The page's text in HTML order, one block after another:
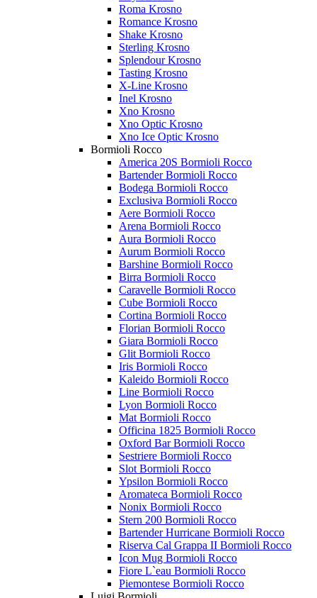
Roma Krosno
Romance Krosno
Shake Krosno
Sterling Krosno
Splendour Krosno
Tasting Krosno
X-Line Krosno
Inel Krosno
Xno Krosno
Xno Optic Krosno
Xno Ice Optic Krosno
Bormioli Rocco
America 20S Bormioli Rocco
Bartender Bormioli Rocco
Bodega Bormioli Rocco
Exclusiva Bormioli Rocco
Aere Bormioli Rocco
Arena Bormioli Rocco
Aura Bormioli Rocco
Aurum Bormioli Rocco
Barshine Bormioli Rocco
Birra Bormioli Rocco
Caravelle Bormioli Rocco
Cube Bormioli Rocco
Cortina Bormioli Rocco
Florian Bormioli Rocco
Giara Bormioli Rocco
Glit Bormioli Rocco
Iris Bormioli Rocco
Kaleido Bormioli Rocco
Line Bormioli Rocco
Lyon Bormioli Rocco
Mat Bormioli Rocco
Officina 1825 Bormioli Rocco
Oxford Bar Bormioli Rocco
Sestriere Bormioli Rocco
Slot Bormioli Rocco
Ypsilon Bormioli Rocco
Aromateca Bormioli Rocco
Nonix Bormioli Rocco
Stern 200 Bormioli Rocco
Bartender Hurricane Bormioli Rocco
Riserva Cal Grappa II Bormioli Rocco
Icon Mug Bormioli Rocco
Fiore L`eau Bormioli Rocco
Piemontese Bormioli Rocco